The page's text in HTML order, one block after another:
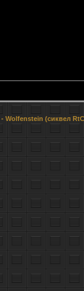
- Wolfenstein (сиквел